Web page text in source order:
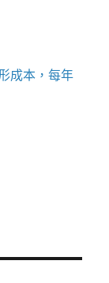
成本，每年